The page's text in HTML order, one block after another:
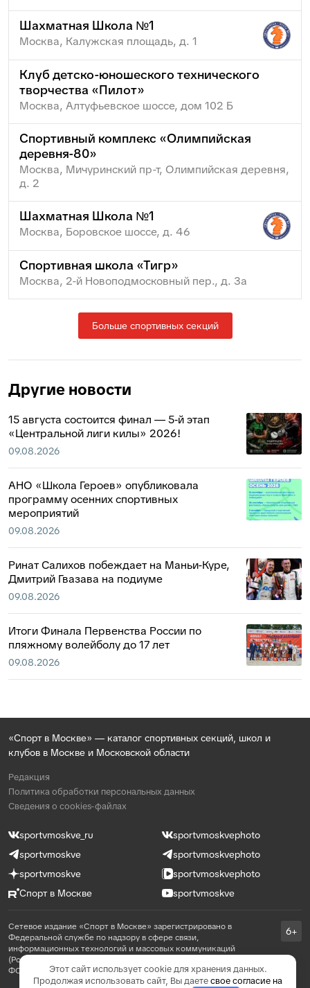
Шахматная Школа №1
Москва, Калужская площадь, д. 1
Клуб детско-юношеского технического
творчества «Пилот»
Москва, Алтуфьевское шоссе, дом 102 Б
Спортивный комплекс «Олимпийская
деревня-80»
Москва, Мичуринский пр-т, Олимпийская деревня,
д. 2
Шахматная Школа №1
Москва, Боровское шоссе, д. 46
Спортивная школа «Тигр»
Москва, 2-й Новоподмосковный пер., д. 3а
Больше спортивных секций
Другие новости
15 августа состоится финал — 5‑й этап
«Центральной лиги килы» 2026!
09.08.2026
АНО «Школа Героев» опубликовала
программу осенних спортивных
мероприятий
09.08.2026
Ринат Салихов побеждает на Маньи-Куре,
Дмитрий Гвазава на подиуме
09.08.2026
Итоги Финала Первенства России по
пляжному волейболу до 17 лет
09.08.2026
«Спорт в Москве» — каталог спортивных секций, школ и
клубов в Москве и Московской области
Редакция
Политика обработки персональных данных
Сведения о cookies-файлах
sportvmoskve_ru
sportvmoskvephoto
sportvmoskve
sportvmoskvephoto
sportvmoskve
sportvmoskvephoto
Спорт в Москве
sportvmoskve
Сетевое издание «Спорт в Москве» зарегистрировано в
Федеральной службе по надзору в сфере связи,
информационных технологий и массовых коммуникаций
(Роскомнадзор) 31 августа 2021 года, реестровая запись ЭЛ №
ФС 77 - 81769
6+
Этот сайт использует cookie для хранения данных.
Продолжая использовать сайт, Вы даетесвое согласие на